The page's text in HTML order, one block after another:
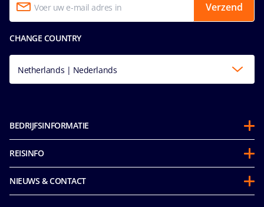
Verzend
CHANGE COUNTRY
Netherlands | Nederlands
BEDRIJFSINFORMATIE
Duurzaamheid
Integriteit & Naleving
REISINFO
NIEUWS & CONTACT